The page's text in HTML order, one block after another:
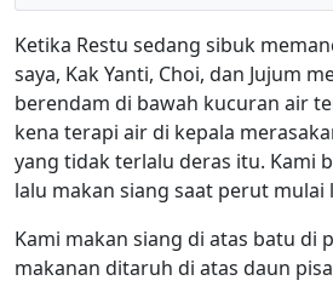
Ketika Restu sedang sibuk
saya, Kak Yanti, Choi, dan Jujum
berendam di bawah kucuran air
kena terapi air di kepala
yang tidak terlalu deras itu. Kami
lalu makan siang saat perut mulai
Kami makan siang di atas batu di
makanan ditaruh di atas daun